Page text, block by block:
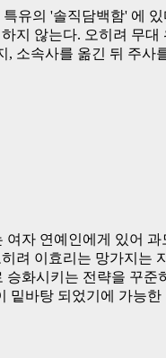
유의 '솔직담백함' 에
지 않는다. 오히려 무
, 소속사를 옮긴 뒤 주
여자 연예인에게 있어
려 이효리는 망가지는
승화시키는 전략을 꾸
밑바탕 되었기에 가능한